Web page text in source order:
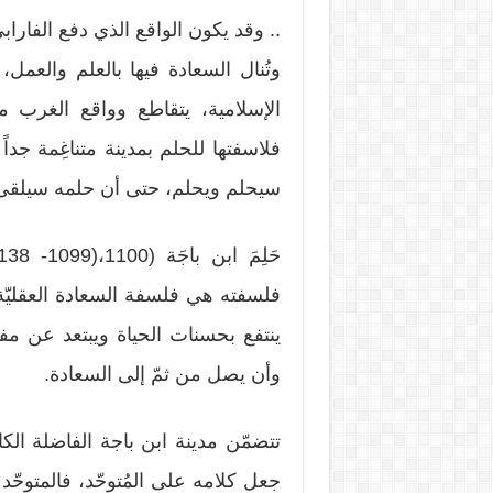
.. وقد يكون الواقع الذي دفع
وتُنال السعادة فيها بالعلم
الإسلامية، يتقاطع وواقع
فلاسفتها للحلم بمدينة متناغِمة
سيحلم ويحلم، حتى أن حلمه
فلسفته هي فلسفة السعادة
ينتفع بحسنات الحياة ويبتعد عن
وأن يصل من ثمّ إلى السعادة.
تتضمّن مدينة ابن باجة الفاضلة
جعل كلامه على المُتوحّد، فالمتوحّد